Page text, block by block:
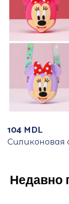
104 MDL
Силиконовая
Недавно